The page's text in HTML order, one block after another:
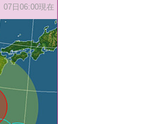
07日06:00現在